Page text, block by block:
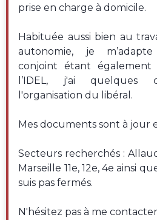
prise en charge à domicile.
Habituée aussi bien au
autonomie, je
conjoint étant
l’IDEL, j'ai quelques
l'organisation du libéral.
Mes documents sont à jour
Secteurs recherchés :
Marseille 11e, 12e, 4e ainsi
suis pas fermés.
N'hésitez pas à me